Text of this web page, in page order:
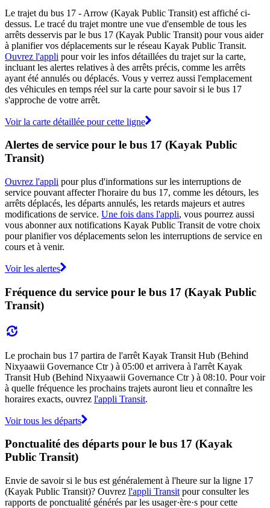
Le trajet du bus 17 - Arrow (Kayak Public Transit) est affiché ci-
dessus. Le tracé du trajet montre une vue d'ensemble de tous les
arrêts desservis par le bus 17 (Kayak Public Transit) pour vous aider
à planifier vos déplacements sur le réseau Kayak Public Transit.
Ouvrez l'appli pour voir les infos détaillées du trajet sur la carte,
incluant les alertes relatives à des arrêts précis, comme les arrêts
ayant été annulés ou déplacés. Vous y verrez aussi l'emplacement
des véhicules en temps réel sur la carte pour savoir si le bus 17
s'approche de votre arrêt.
Voir la carte détaillée pour cette ligne
Alertes de service pour le bus 17 (Kayak Public
Transit)
Ouvrez l'appli pour plus d'informations sur les interruptions de
service pouvant affecter l'horaire du bus 17, comme les détours, les
arrêts déplacés, les départs annulés, les retards majeurs et autres
modifications de service. Une fois dans l'appli, vous pourrez aussi
vous abonner aux notifications Kayak Public Transit de votre choix
pour planifier vos déplacements selon les interruptions de service en
cours et à venir.
Voir les alertes
Fréquence du service pour le bus 17 (Kayak Public
Transit)
Le prochain bus 17 partira de l'arrêt Kayak Transit Hub (Behind
Nixyaawii Governance Ctr ) à 05:00 et arrivera à l'arrêt Kayak
Transit Hub (Behind Nixyaawii Governance Ctr ) à 08:10. Pour voir
à quelle fréquence les prochains trajets auront lieu et connaître les
horaires exacts, ouvrez l'appli Transit.
Voir tous les départs
Ponctualité des départs pour le bus 17 (Kayak
Public Transit)
Envie de savoir si le bus est généralement à l'heure sur la ligne 17
(Kayak Public Transit)? Ouvrez l'appli Transit pour consulter les
rapports de ponctualité générés par les usager·ère·s pour cette